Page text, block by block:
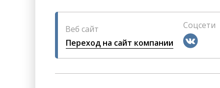
Веб сайт
Переход на сайт компании
Соцсети